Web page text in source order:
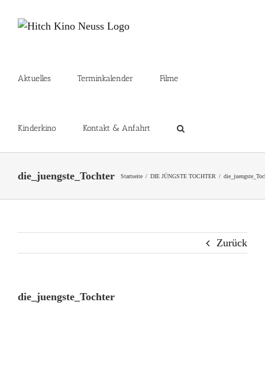
Inhalt
Aktuelles Terminkalender Filme
Kinderkino Kontakt & Anfahrt
die_juengste_Tochter Startseite DIE JÜNGSTE TOCHTER
Zurück
die_juengste_Tochter